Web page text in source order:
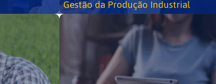
Gestão da Produção Industrial